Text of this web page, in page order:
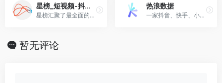
星榜_短视频-抖音短视频助手
星榜汇聚了最全面的全网短视频数据，是国内权威的短视频数据开放平台。
热浪数据
一家抖音、快手、小红书等社交短视频直播数据分析平台
暂无评论